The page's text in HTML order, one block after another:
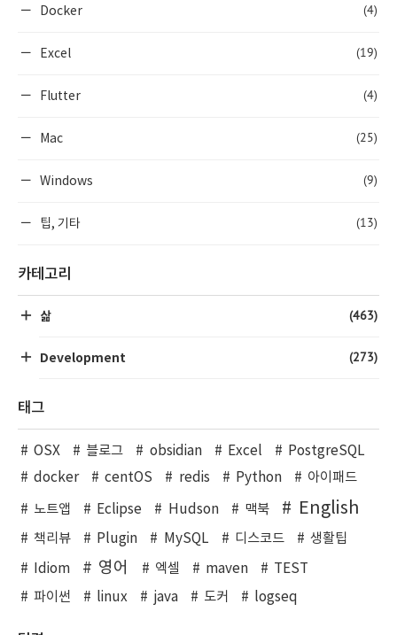
Docker (4)
Excel (19)
Flutter (4)
Mac (25)
Windows (9)
팁, 기타 (13)
카테고리
삶 (463)
Development (273)
태그
OSX 블로그 obsidian Excel
PostgreSQL
docker
centOS redis Python 아이패드
노트앱 Eclipse Hudson 맥북 English
책리뷰 Plugin MySQL 디스코드
생활팁
Idiom
영어 엑셀 maven
TEST
파이썬
linux java 도커 logseq